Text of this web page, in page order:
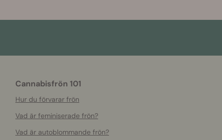
Cannabisfrön 101
Hur du förvarar frön
Vad är feminiserade frön?
Vad är autoblommande frön?